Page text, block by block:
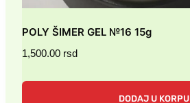
POLY ŠIMER GEL №16 15g
1,500.00 rsd
DODAJ U KORPU